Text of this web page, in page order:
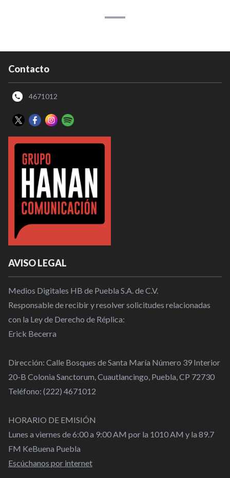
Contacto
4671012
AVISO LEGAL
Medios Digitales HB de Puebla S.A. de C.V.
Responsable de recibir y resolver solicitudes relacionadas
con la Ley de Derecho de Réplica:
Erick Becerra
Dirección: Calle Bosques de Santa María Número 39 Interior
20-B Colonia Sanctorum, Cuautlancingo, Puebla, CP 72730
Teléfono: (222) 4671012
HORARIO DE EMISIÓN
Lunes a viernes de 6:00 a 9:00 AM por la 1010 AM y la 89.7
FM KeBuena Puebla
Escúchanos por internet